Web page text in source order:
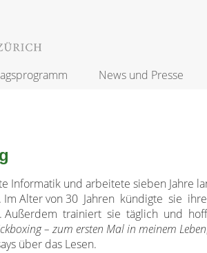
News und Presse
Informatik und arbeitete sieben Jahre
Im Alter von 30 Jahren kündigte sie
trainiert sie täglich und
– zum ersten Mal in meinem Leben
über das Lesen.